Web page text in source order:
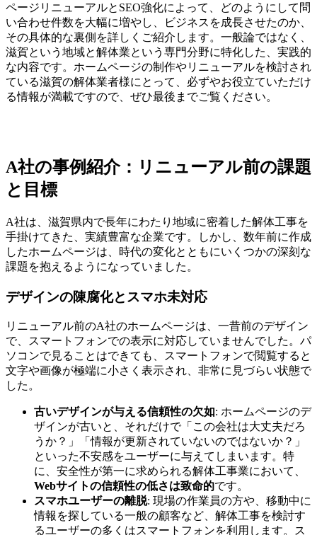
ページリニューアルとSEO強化によって、どのようにして問
い合わせ件数を大幅に増やし、ビジネスを成長させたのか、
その具体的な裏側を詳しくご紹介します。一般論ではなく、
滋賀という地域と解体業という専門分野に特化した、実践的
な内容です。ホームページの制作やリニューアルを検討され
ている滋賀の解体業者様にとって、必ずやお役立ていただけ
る情報が満載ですので、ぜひ最後までご覧ください。
A社の事例紹介：リニューアル前の課題
と目標
A社は、滋賀県内で長年にわたり地域に密着した解体工事を
手掛けてきた、実績豊富な企業です。しかし、数年前に作成
したホームページは、時代の変化とともにいくつかの深刻な
課題を抱えるようになっていました。
デザインの陳腐化とスマホ未対応
リニューアル前のA社のホームページは、一昔前のデザイン
で、スマートフォンでの表示に対応していませんでした。パ
ソコンで見ることはできても、スマートフォンで閲覧すると
文字や画像が極端に小さく表示され、非常に見づらい状態で
した。
古いデザインが与える信頼性の欠如: ホームページのデ
ザインが古いと、それだけで「この会社は大丈夫だろ
うか？」「情報が更新されていないのではないか？」
といった不安感をユーザーに与えてしまいます。特
に、安全性が第一に求められる解体工事業において、
Webサイトの信頼性の低さは致命的です。
スマホユーザーの離脱: 現場の作業員の方や、移動中に
情報を探している一般の顧客など、解体工事を検討す
るユーザーの多くはスマートフォンを利用します。ス